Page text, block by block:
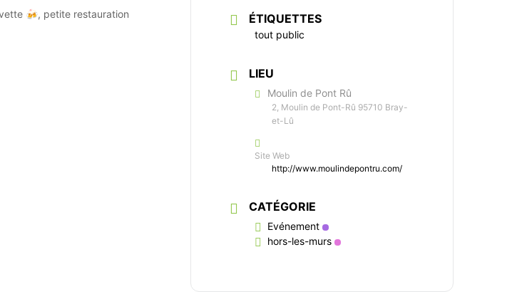
🍻, petite restauration
ÉTIQUETTES
tout public
LIEU
Moulin de Pont Rû
2, Moulin de Pont-Rû 95710 Bray-
et-Lû
Site Web
http://www.moulindepontru.com/
CATÉGORIE
Evénement
hors-les-murs